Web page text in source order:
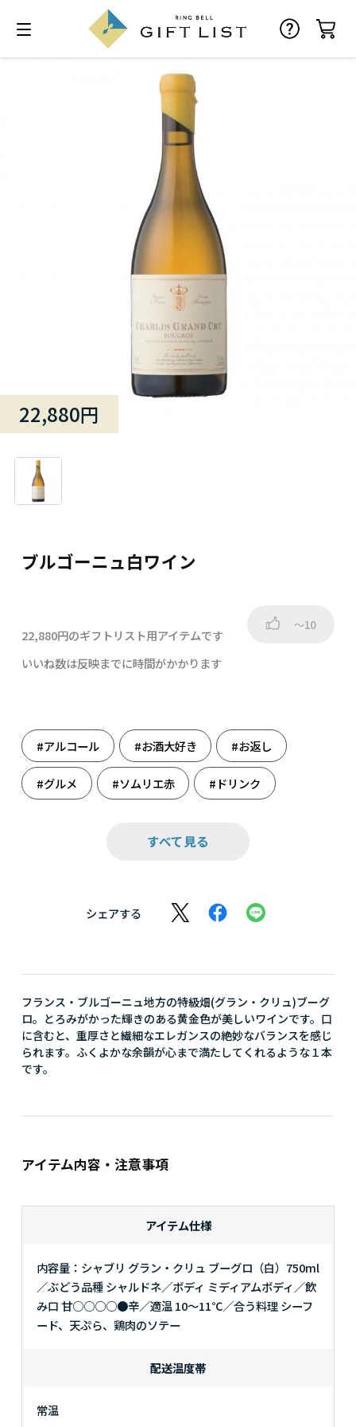
ブルゴーニュ白ワイン
22,880円
22,880円のギフトリスト用アイテムです
～10
いいね数は反映までに時間がかかります
#アルコール #お酒大好き #お返し
#グルメ #ソムリエ赤 #ドリンク
すべて見る
シェアする
フランス・ブルゴーニュ地方の特級畑(グラン・クリュ)ブーグ
ロ。とろみがかった輝きのある黄金色が美しいワインです。口
に含むと、重厚さと繊細なエレガンスの絶妙なバランスを感じ
られます。ふくよかな余韻が心まで満たしてくれるような１本
です。
アイテム内容・注意事項
アイテム仕様
内容量：シャブリ グラン・クリュ ブーグロ（白）750ml
／ぶどう品種 シャルドネ／ボディ ミディアムボディ／飲
み口 甘○○○○●辛／適温 10～11℃／合う料理 シーフ
ード、天ぷら、鶏肉のソテー
配送温度帯
常温